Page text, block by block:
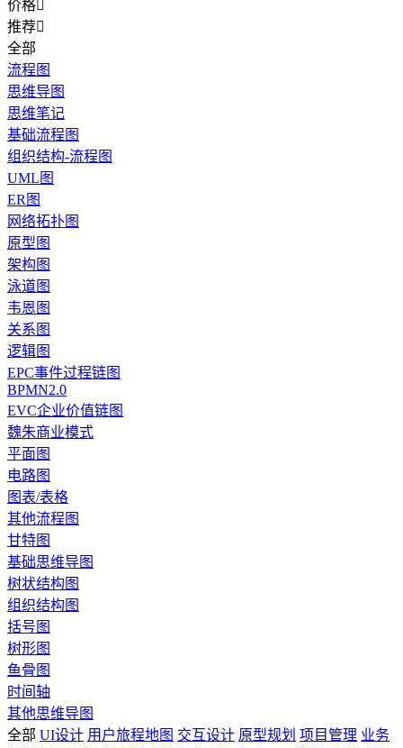
价格
推荐
全部
流程图
思维导图
思维笔记
基础流程图
组织结构-流程图
UML图
ER图
网络拓扑图
原型图
架构图
泳道图
韦恩图
关系图
逻辑图
EPC事件过程链图
BPMN2.0
EVC企业价值链图
魏朱商业模式
平面图
电路图
图表/表格
其他流程图
甘特图
基础思维导图
树状结构图
组织结构图
括号图
树形图
鱼骨图
时间轴
其他思维导图
全部 UI设计 用户旅程地图 交互设计 原型规划 项目管理 业务